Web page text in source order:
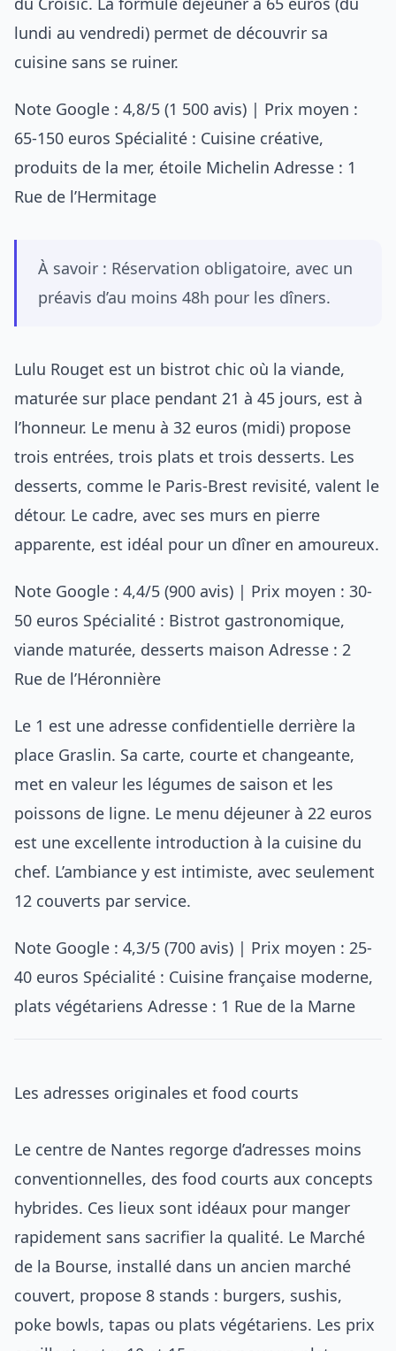
lundi au vendredi) permet de découvrir sa
cuisine sans se ruiner.
Note Google : 4,8/5 (1 500 avis) | Prix moyen :
65-150 euros Spécialité : Cuisine créative,
produits de la mer, étoile Michelin Adresse : 1
Rue de l’Hermitage
À savoir : Réservation obligatoire, avec un
préavis d’au moins 48h pour les dîners.
Lulu Rouget est un bistrot chic où la viande,
maturée sur place pendant 21 à 45 jours, est à
l’honneur. Le menu à 32 euros (midi) propose
trois entrées, trois plats et trois desserts. Les
desserts, comme le Paris-Brest revisité, valent le
détour. Le cadre, avec ses murs en pierre
apparente, est idéal pour un dîner en amoureux.
Note Google : 4,4/5 (900 avis) | Prix moyen : 30-
50 euros Spécialité : Bistrot gastronomique,
viande maturée, desserts maison Adresse : 2
Rue de l’Héronnière
Le 1 est une adresse confidentielle derrière la
place Graslin. Sa carte, courte et changeante,
met en valeur les légumes de saison et les
poissons de ligne. Le menu déjeuner à 22 euros
est une excellente introduction à la cuisine du
chef. L’ambiance y est intimiste, avec seulement
12 couverts par service.
Note Google : 4,3/5 (700 avis) | Prix moyen : 25-
40 euros Spécialité : Cuisine française moderne,
plats végétariens Adresse : 1 Rue de la Marne
Les adresses originales et food courts
Le centre de Nantes regorge d’adresses moins
conventionnelles, des food courts aux concepts
hybrides. Ces lieux sont idéaux pour manger
rapidement sans sacrifier la qualité. Le Marché
de la Bourse, installé dans un ancien marché
couvert, propose 8 stands : burgers, sushis,
poke bowls, tapas ou plats végétariens. Les prix